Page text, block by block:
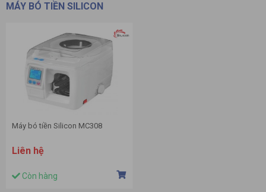
MÁY BÓ TIỀN SILICON
Máy bó tiền Silicon MC308
Liên hệ
Còn hàng